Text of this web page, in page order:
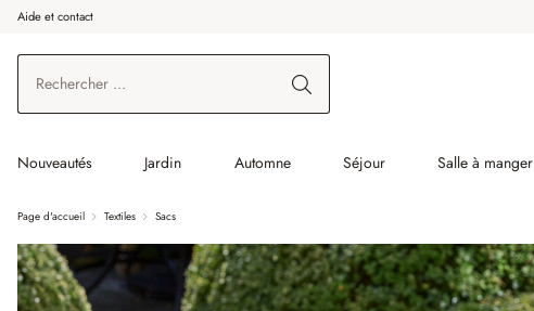
au contenu principal
Aller à la recherche
Aller à la navigation principale
Aide et contact
Nouveautés Jardin Automne Séjour Salle à manger
Page d'accueil Textiles Sacs